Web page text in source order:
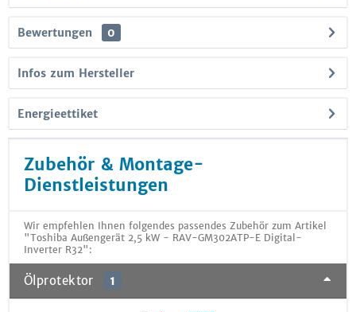
Bewertungen 0
Infos zum Hersteller
Energieettiket
Zubehör & Montage-
Dienstleistungen
Wir empfehlen Ihnen folgendes passendes Zubehör zum Artikel
"Toshiba Außengerät 2,5 kW - RAV-GM302ATP-E Digital-
Inverter R32":
Ölprotektor 1